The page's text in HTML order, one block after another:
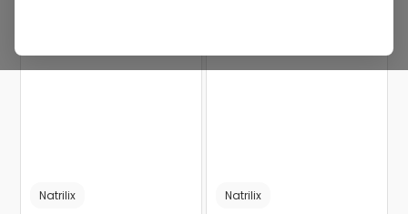
Natrilix Natrilix